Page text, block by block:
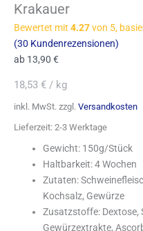
Krakauer
Bewertet mit 4.27von 5,
(30 Kundenrezensionen)
ab 13,90 €
18,53 € / kg
inkl. MwSt. zzgl. Versandkosten
Lieferzeit: 2-3 Werktage
Gewicht: 150g/Stück
Haltbarkeit: 4 Wochen
Zutaten:
Kochsalz, Gewürze
Zusatzstoffe: Dextose,
Gewürzextrakte,